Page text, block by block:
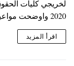
2020 واوضحت مواعيد سحب ملفات التقديم لجميع…
اقرأ المزيد